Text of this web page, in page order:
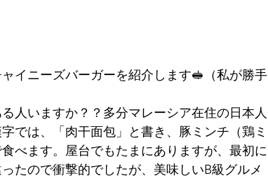
イニーズバーガーを紹介します🥪（私が勝手
人いますか？？多分マレーシア在住の日本人
では、「肉干面包」と書き、豚ミンチ（鶏ミ
べます。屋台でもたまにありますが、最初に
たので衝撃的でしたが、美味しいB級グルメ